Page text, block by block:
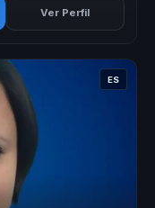
Ver Perfil
ES